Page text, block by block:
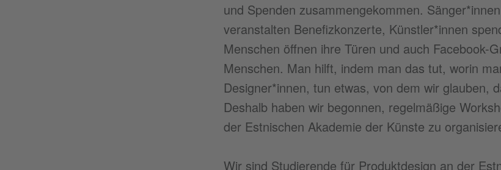
und Spenden zusammengekommen.
veranstalten Benefizkonzerte, Künstler*innen
Menschen öffnen ihre Türen und auch Facebook-
Menschen. Man hilft, indem man das tut, worin
Designer*innen, tun etwas, von dem wir glauben,
Deshalb haben wir begonnen, regelmäßige
der Estnischen Akademie der Künste zu
Wir sind Studierende für Produktdesign an der